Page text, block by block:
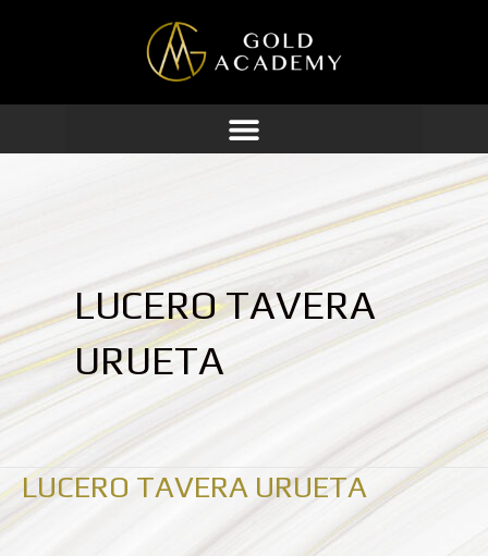
contenido
LUCERO TAVERA
URUETA
LUCERO TAVERA URUETA
LUCERO